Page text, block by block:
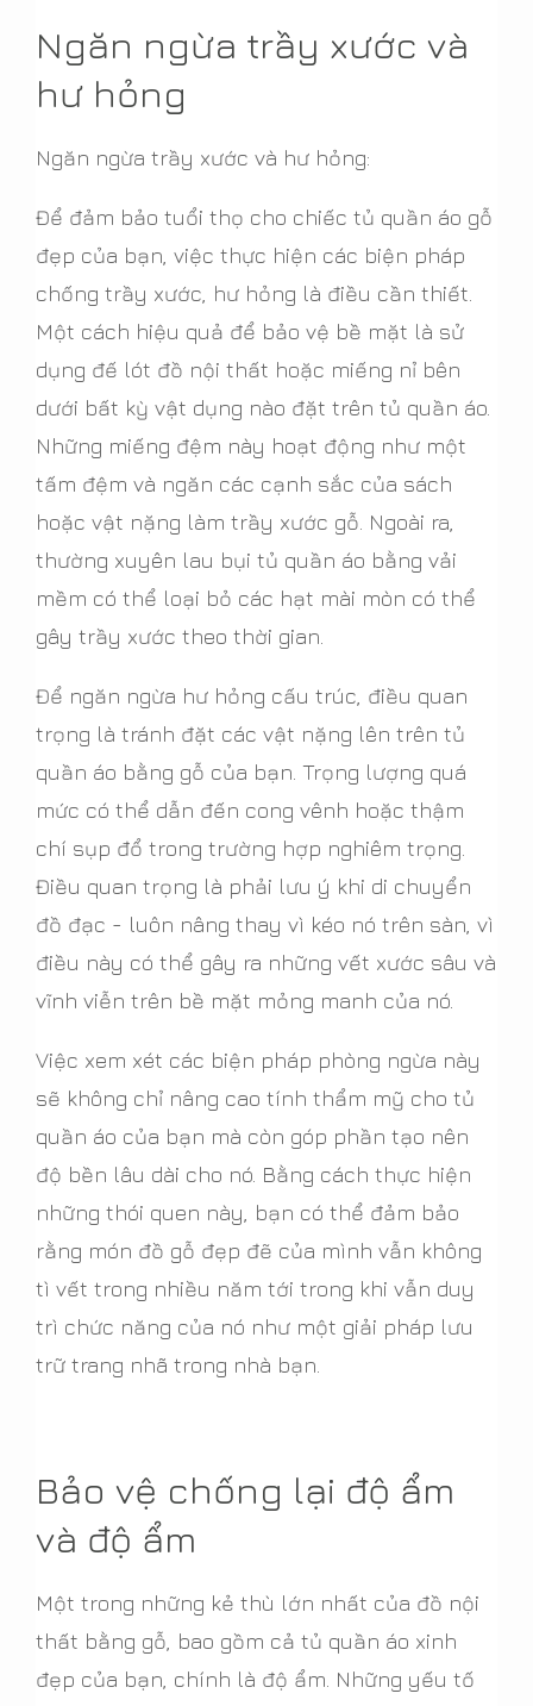
Ngăn ngừa trầy xước và
hư hỏng
Ngăn ngừa trầy xước và hư hỏng:
Để đảm bảo tuổi thọ cho chiếc tủ quần áo gỗ
đẹp của bạn, việc thực hiện các biện pháp
chống trầy xước, hư hỏng là điều cần thiết.
Một cách hiệu quả để bảo vệ bề mặt là sử
dụng đế lót đồ nội thất hoặc miếng nỉ bên
dưới bất kỳ vật dụng nào đặt trên tủ quần áo.
Những miếng đệm này hoạt động như một
tấm đệm và ngăn các cạnh sắc của sách
hoặc vật nặng làm trầy xước gỗ. Ngoài ra,
thường xuyên lau bụi tủ quần áo bằng vải
mềm có thể loại bỏ các hạt mài mòn có thể
gây trầy xước theo thời gian.
Để ngăn ngừa hư hỏng cấu trúc, điều quan
trọng là tránh đặt các vật nặng lên trên tủ
quần áo bằng gỗ của bạn. Trọng lượng quá
mức có thể dẫn đến cong vênh hoặc thậm
chí sụp đổ trong trường hợp nghiêm trọng.
Điều quan trọng là phải lưu ý khi di chuyển
đồ đạc - luôn nâng thay vì kéo nó trên sàn, vì
điều này có thể gây ra những vết xước sâu và
vĩnh viễn trên bề mặt mỏng manh của nó.
Việc xem xét các biện pháp phòng ngừa này
sẽ không chỉ nâng cao tính thẩm mỹ cho tủ
quần áo của bạn mà còn góp phần tạo nên
độ bền lâu dài cho nó. Bằng cách thực hiện
những thói quen này, bạn có thể đảm bảo
rằng món đồ gỗ đẹp đẽ của mình vẫn không
tì vết trong nhiều năm tới trong khi vẫn duy
trì chức năng của nó như một giải pháp lưu
trữ trang nhã trong nhà bạn.
Bảo vệ chống lại độ ẩm
và độ ẩm
Một trong những kẻ thù lớn nhất của đồ nội
thất bằng gỗ, bao gồm cả tủ quần áo xinh
đẹp của bạn, chính là độ ẩm. Những yếu tố